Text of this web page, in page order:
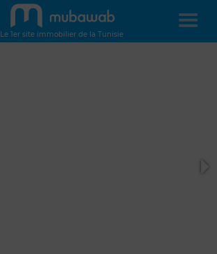
Le 1er site immobilier de la Tunisie